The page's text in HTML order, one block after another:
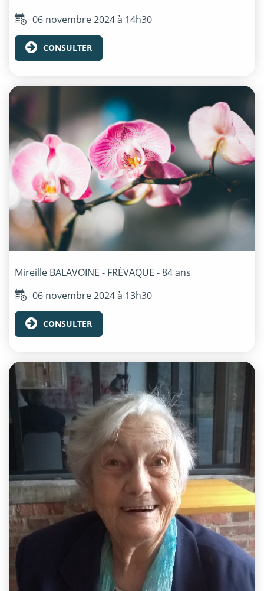
06 novembre 2024 à 14h30
CONSULTER
Mireille BALAVOINE - FRÉVAQUE - 84 ans
06 novembre 2024 à 13h30
CONSULTER